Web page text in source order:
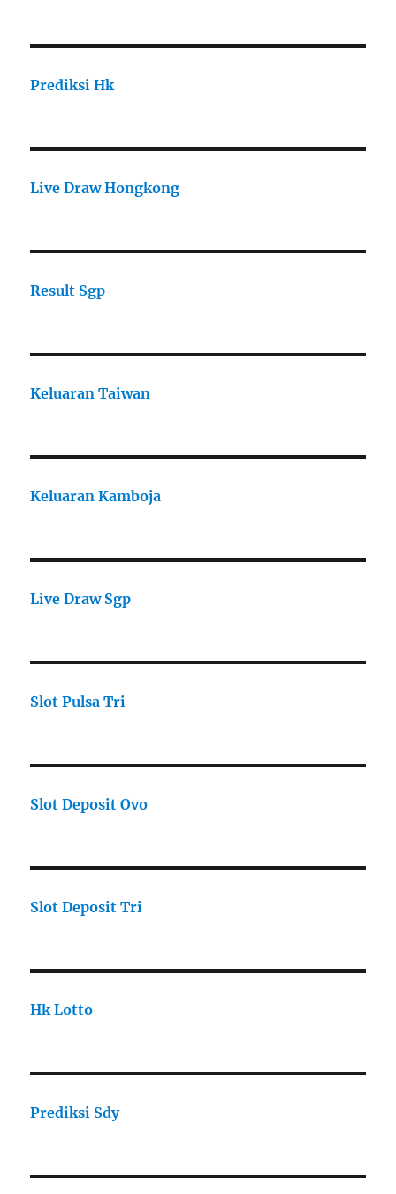
Prediksi Hk
Live Draw Hongkong
Result Sgp
Keluaran Taiwan
Keluaran Kamboja
Live Draw Sgp
Slot Pulsa Tri
Slot Deposit Ovo
Slot Deposit Tri
Hk Lotto
Prediksi Sdy